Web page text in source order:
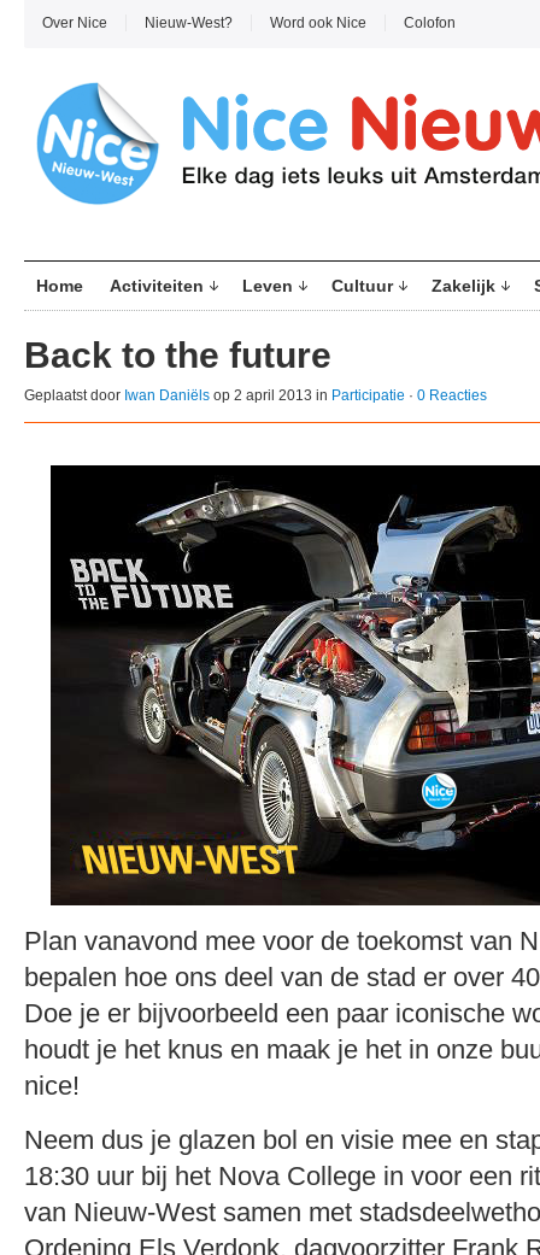
Over Nice Nieuw-West? Word ook Nice Colofon
Home Activiteiten Leven Cultuur Zakelijk
Back to the future
Geplaatst door Iwan Daniëls op 2 april 2013 in Participatie · 0 Reacties
Plan vanavond mee voor de toekomst van
bepalen hoe ons deel van de stad er over
Doe je er bijvoorbeeld een paar iconische
houdt je het knus en maak je het in onze
nice!
Neem dus je glazen bol en visie mee en
18:30 uur bij het Nova College in voor een
van Nieuw-West samen met
Ordening Els Verdonk, dagvoorzitter Frank